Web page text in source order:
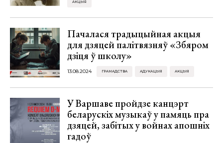
АКЦЫЯ
Пачалася традыцыйная акцыя
для дзяцей палітвязняў «Збяром
дзіця ў школу»
13.08.2024 ГРАМАДСТВА АДУКАЦЫЯ АКЦЫЯ
У Варшаве пройдзе канцэрт
беларускіх музыкаў у памяць пра
дзяцей, забітых у войнах апошніх
гадоў